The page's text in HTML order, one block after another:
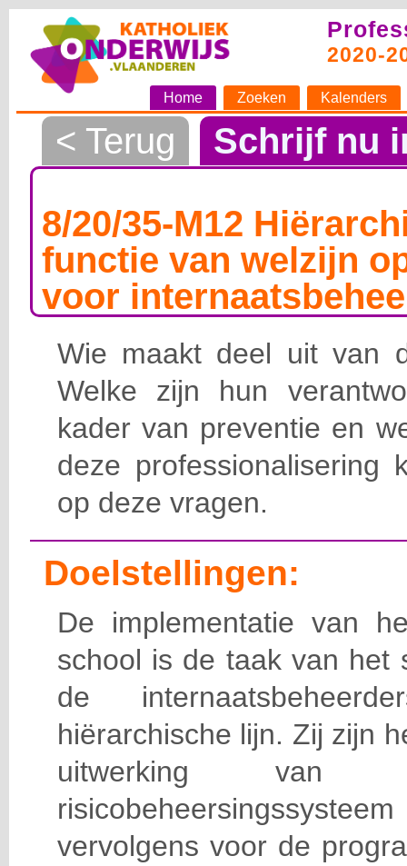
2020-
Home Zoeken Kalenders
< Terug Schrijf nu
8/20/35-M12
functie van welzijn
voor
Wie maakt deel uit van
Welke zijn hun
kader van preventie en
deze professionalisering
op deze vragen.
Doelstellingen:
De implementatie van
school is de taak van het
de
hiërarchische lijn. Zij zijn
uitwerking van
vervolgens voor de